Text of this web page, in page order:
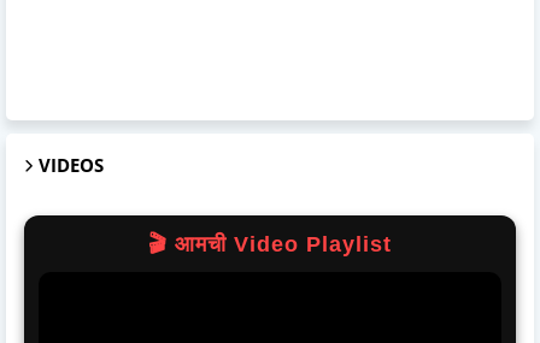
VIDEOS
🎬 आमची Video Playlist